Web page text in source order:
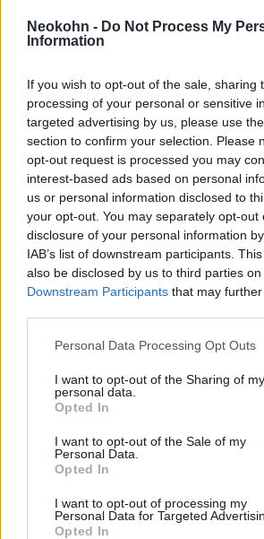
Neokohn - Do Not Process My
Information
If you wish to opt-out of the sale, sharing
processing of your personal or sensitive
targeted advertising by us, please use
section to confirm your selection. Please
opt-out request is processed you may
interest-based ads based on personal
us or personal information disclosed to
your opt-out. You may separately opt-out
disclosure of your personal information
IAB’s list of downstream participants.
also be disclosed by us to third parties on
Downstream Participants that may
Please note that this website/app uses
not limited to your visit or usage
grant or deny consent to Google and its
use your data for below specified
consent section.
Personal Data Processing Opt Outs
I want to opt-out of the Sharing of my
personal data.
Opted In
I want to opt-out of the Sale of my
Personal Data.
Opted In
I want to opt-out of processing my
Personal Data for Targeted
Opted In
közvéleménykutatások azt
megközelítést kíván. Így az
megkérdezése nélkül
határokat, és néhány nap
készített szíriai férfiakkal.
Merkel politikai műve
túlmutat a bevándorlás
klímapolitikát illetően is
okozott” – teszi hozzá az
diplomáciai téren ért el
arra, hogy hatására Vlagyimir
csatlakozott a Párizsi
német ökolábnyomnak
csökkentenie. A járvány alatti
követően a szén-dioxid-
megemelkedett, és
hogy Németország elérje
65%-os csökkentését az
képest.